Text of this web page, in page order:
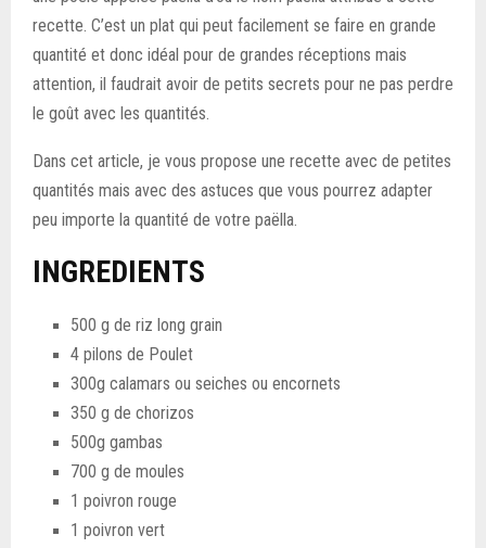
recette. C’est un plat qui peut facilement se faire en grande
quantité et donc idéal pour de grandes réceptions mais
attention, il faudrait avoir de petits secrets pour ne pas perdre
le goût avec les quantités.
Dans cet article, je vous propose une recette avec de petites
quantités mais avec des astuces que vous pourrez adapter
peu importe la quantité de votre paëlla.
INGREDIENTS
500 g de riz long grain
4 pilons de Poulet
300g calamars ou seiches ou encornets
350 g de chorizos
500g gambas
700 g de moules
1 poivron rouge
1 poivron vert